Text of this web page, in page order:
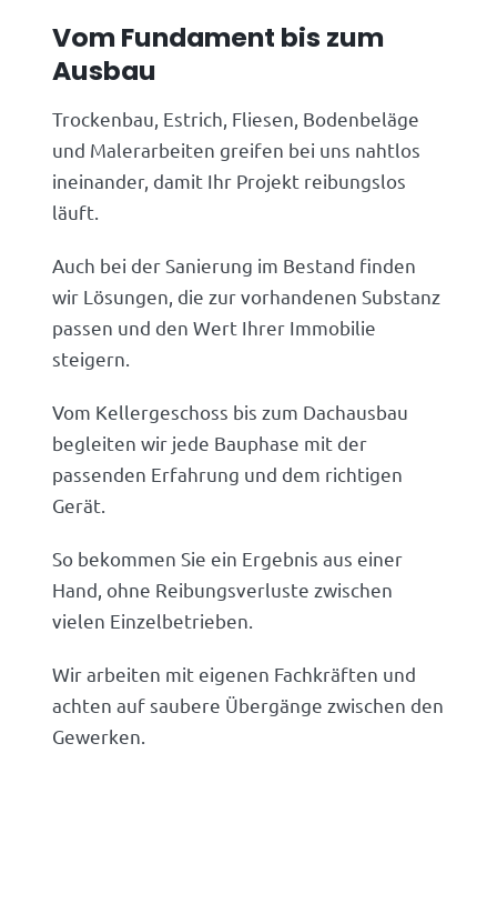
Vom Fundament bis zum
Ausbau
Trockenbau, Estrich, Fliesen, Bodenbeläge
und Malerarbeiten greifen bei uns nahtlos
ineinander, damit Ihr Projekt reibungslos
läuft.
Auch bei der Sanierung im Bestand finden
wir Lösungen, die zur vorhandenen Substanz
passen und den Wert Ihrer Immobilie
steigern.
Vom Kellergeschoss bis zum Dachausbau
begleiten wir jede Bauphase mit der
passenden Erfahrung und dem richtigen
Gerät.
So bekommen Sie ein Ergebnis aus einer
Hand, ohne Reibungsverluste zwischen
vielen Einzelbetrieben.
Wir arbeiten mit eigenen Fachkräften und
achten auf saubere Übergänge zwischen den
Gewerken.